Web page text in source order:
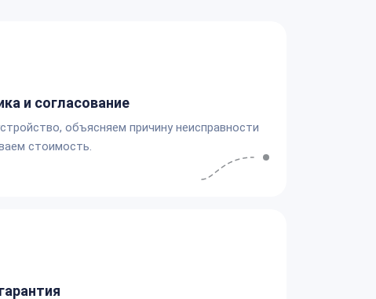
и согласование
объясняем причину неисправности
стоимость.